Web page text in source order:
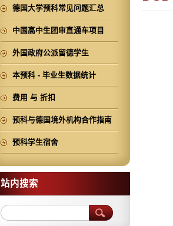
德国大学预科常见问题汇总
中国高中生团审直通车项目
外国政府公派留德学生
本预科 - 毕业生数据统计
费用 与 折扣
预科与德国境外机构合作指南
预科学生宿舍
站内搜索